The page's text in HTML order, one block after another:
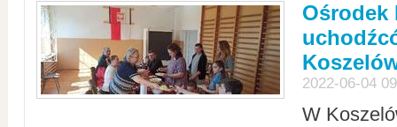
Ośrodek
2022-06-04
W